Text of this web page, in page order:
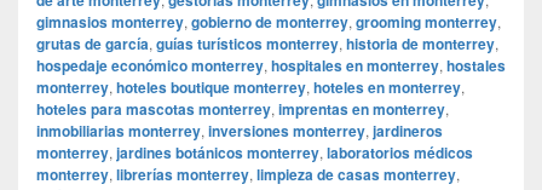
gimnasios monterrey, gobierno de monterrey, grooming monterrey,
grutas de garcía, guías turísticos monterrey, historia de monterrey,
hospedaje económico monterrey, hospitales en monterrey, hostales
monterrey, hoteles boutique monterrey, hoteles en monterrey,
hoteles para mascotas monterrey, imprentas en monterrey,
inmobiliarias monterrey, inversiones monterrey, jardineros
monterrey, jardines botánicos monterrey, laboratorios médicos
monterrey, librerías monterrey, limpieza de casas monterrey,